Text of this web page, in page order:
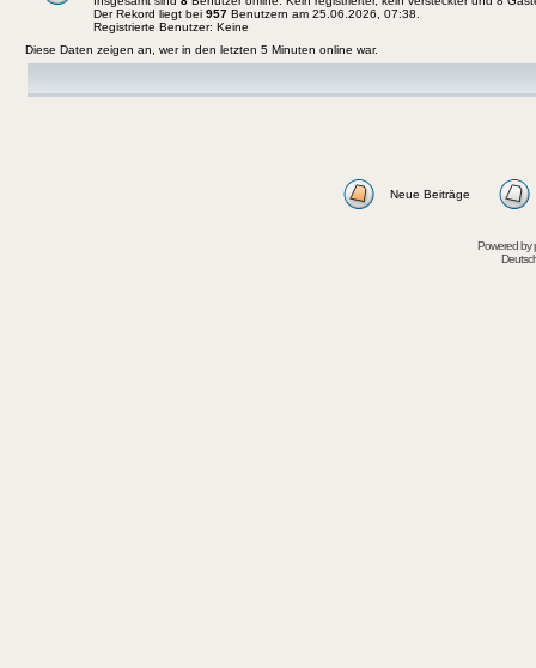
Der Rekord liegt bei 957 Benutzern am 25.06.2026, 07:38.
Registrierte Benutzer: Keine
Diese Daten zeigen an, wer in den letzten 5 Minuten online war.
Neue Beiträge
Powered by